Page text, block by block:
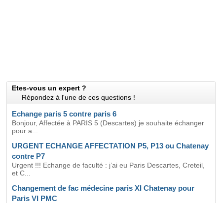
Etes-vous un expert ?
Répondez à l'une de ces questions !
Echange paris 5 contre paris 6
Bonjour, Affectée à PARIS 5 (Descartes) je souhaite échanger
pour a...
URGENT ECHANGE AFFECTATION P5, P13 ou Chatenay
contre P7
Urgent !!! Echange de faculté : j’ai eu Paris Descartes, Creteil,
et C...
Changement de fac médecine paris XI Chatenay pour
Paris VI PMC